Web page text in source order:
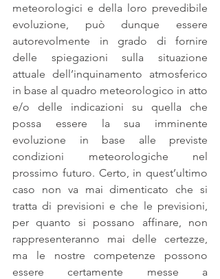
meteorologici e della loro prevedibile
evoluzione, può dunque essere
autorevolmente in grado di fornire
delle spiegazioni sulla situazione
attuale dell’inquinamento atmosferico
in base al quadro meteorologico in atto
e/o delle indicazioni su quella che
possa essere la sua imminente
evoluzione in base alle previste
condizioni meteorologiche nel
prossimo futuro. Certo, in quest’ultimo
caso non va mai dimenticato che si
tratta di previsioni e che le previsioni,
per quanto si possano affinare, non
rappresenteranno mai delle certezze,
ma le nostre competenze possono
essere certamente messe a